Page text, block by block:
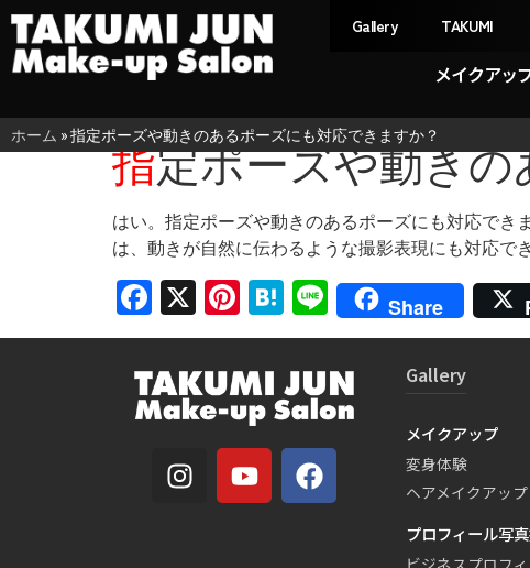
Gallery TAKUMI
メイクアッ
ホーム »指定ポーズや動きのあるポーズにも対応できますか？
指定ポーズや動き
はい。指定ポーズや動きのあるポーズにも対応で
は、動きが自然に伝わるような撮影表現にも対応で
Facebook
X Pinterest
Hatena
LineShare
Gallery
メイクアップ
変身体験
ヘアメイクアップ
プロフィール写